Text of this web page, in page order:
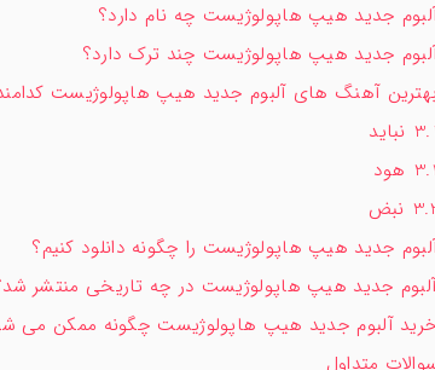
جدید هیپ هاپولوژیست چه نام دارد؟
جدید هیپ هاپولوژیست چند ترک دارد؟
آهنگ های آلبوم جدید هیپ هاپولوژیست
نباید
هود
نبض
جدید هیپ هاپولوژیست را چگونه دانلود کنیم؟
جدید هیپ هاپولوژیست در چه تاریخی منتشر
خرید آلبوم جدید هیپ هاپولوژیست چگونه ممکن می
متداول